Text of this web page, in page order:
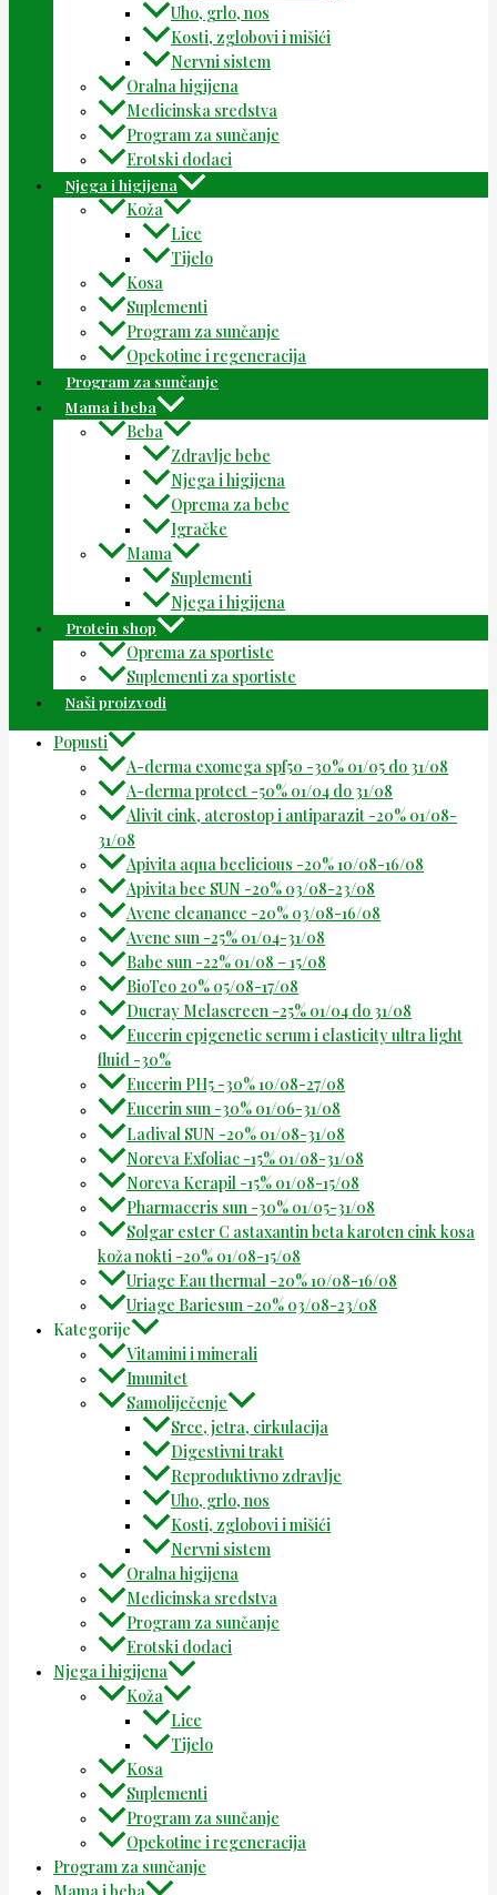
Uho, grlo, nos
Kosti, zglobovi i mišići
Nervni sistem
Oralna higijena
Medicinska sredstva
Program za sunčanje
Erotski dodaci
Njega i higijena
Koža
Lice
Tijelo
Kosa
Suplementi
Program za sunčanje
Opekotine i regeneracija
Program za sunčanje
Mama i beba
Beba
Zdravlje bebe
Njega i higijena
Oprema za bebe
Igračke
Mama
Suplementi
Njega i higijena
Protein shop
Oprema za sportiste
Suplementi za sportiste
Naši proizvodi
Popusti
A-derma exomega spf50 -30% 01/05 do 31/08
A-derma protect -50% 01/04 do 31/08
Alivit cink, aterostop i antiparazit -20% 01/08-
31/08
Apivita aqua beelicious -20% 10/08-16/08
Apivita bee SUN -20% 03/08-23/08
Avene cleanance -20% 03/08-16/08
Avene sun -25% 01/04-31/08
Babe sun -22% 01/08 – 15/08
BioTeo 20% 05/08-17/08
Ducray Melascreen -25% 01/04 do 31/08
Eucerin epigenetic serum i elasticity ultra light
fluid -30%
Eucerin PH5 -30% 10/08-27/08
Eucerin sun -30% 01/06-31/08
Ladival SUN -20% 01/08-31/08
Noreva Exfoliac -15% 01/08-31/08
Noreva Kerapil -15% 01/08-15/08
Pharmaceris sun -30% 01/05-31/08
Solgar ester C astaxantin beta karoten cink kosa
koža nokti -20% 01/08-15/08
Uriage Eau thermal -20% 10/08-16/08
Uriage Bariesun -20% 03/08-23/08
Kategorije
Vitamini i minerali
Imunitet
Samoliječenje
Srce, jetra, cirkulacija
Digestivni trakt
Reproduktivno zdravlje
Uho, grlo, nos
Kosti, zglobovi i mišići
Nervni sistem
Oralna higijena
Medicinska sredstva
Program za sunčanje
Erotski dodaci
Njega i higijena
Koža
Lice
Tijelo
Kosa
Suplementi
Program za sunčanje
Opekotine i regeneracija
Program za sunčanje